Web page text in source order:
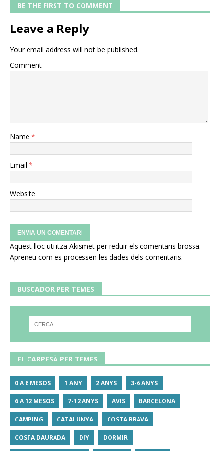
BE THE FIRST TO COMMENT
Leave a Reply
Your email address will not be published.
Comment
Name *
Email *
Website
Aquest lloc utilitza Akismet per reduir els comentaris brossa.
Apreneu com es processen les dades dels comentaris.
BUSCADOR PER TEMES
EL CARPESÀ PER TEMES
0 A 6 MESOS 1 ANY 2 ANYS 3-6 ANYS
6 A 12 MESOS 7-12 ANYS AVIS BARCELONA
CAMPING CATALUNYA COSTA BRAVA
COSTA DAURADA DIY DORMIR